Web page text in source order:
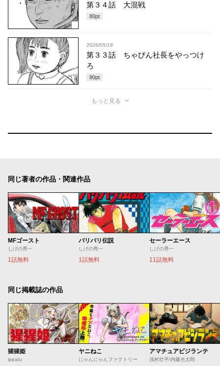
第３４話 大混戦
80pt
2026/05/18
第３３話 ちゃびん社長をやっつけ
ろ
80pt
もっと見る
同じ著者の作品・関連作品
MFゴースト
しげの秀一
1話無料
バリバリ伝説
しげの秀一
1話無料
セーラーエース
しげの秀一
11話無料
同じ掲載誌の作品
猩猩姫
ippatu
ヤニねこ
にゃんにゃんファクトリー
アマチュアビジランテ
浅村壮平/内藤光太郎